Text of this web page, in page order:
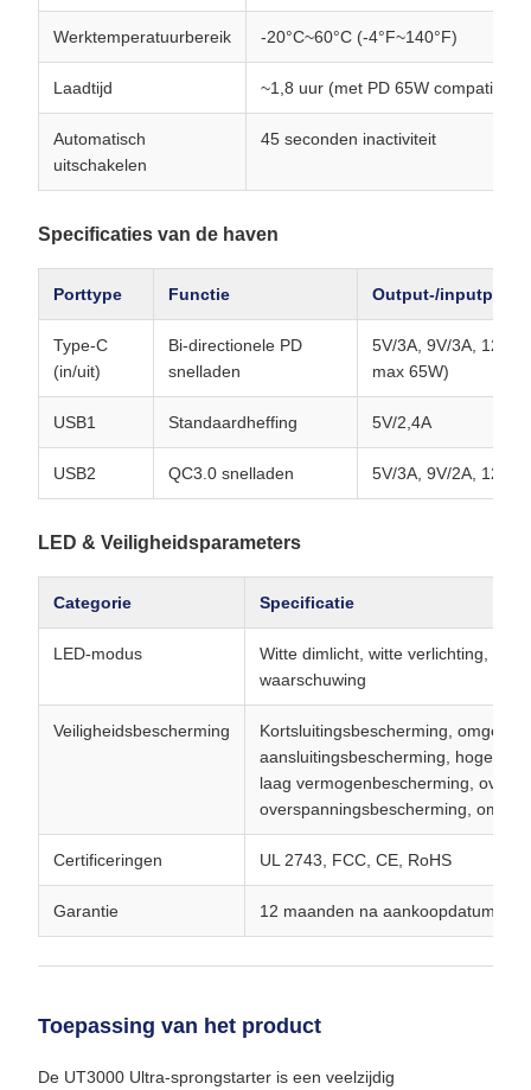
Werktemperatuurbereik -20°C~60°C (-4°F~140°F)
Laadtijd ~1,8 uur (met PD 65W compatibele
Automatisch
uitschakelen
45 seconden inactiviteit
Specificaties van de haven
Porttype Functie Output-/
Type-C
(in/uit)
Bi-directionele PD
snelladen
5V/3A, 9V/3A, 12V/
max 65W)
USB1 Standaardheffing 5V/2,4A
USB2 QC3.0 snelladen 5V/3A, 9V/2A, 12V/
LED & Veiligheidsparameters
Categorie Specificatie
LED-modus
Witte dimlicht, witte verlichting,
waarschuwing
Veiligheidsbescherming
Kortsluitingsbescherming,
aansluitingsbescherming, hoge/
laag vermogenbescherming,
overspanningsbescherming,
Certificeringen UL 2743, FCC, CE, RoHS
Garantie 12 maanden na aankoopdatum
Toepassing van het product
De UT3000 Ultra-sprongstarter is een veelzijdig